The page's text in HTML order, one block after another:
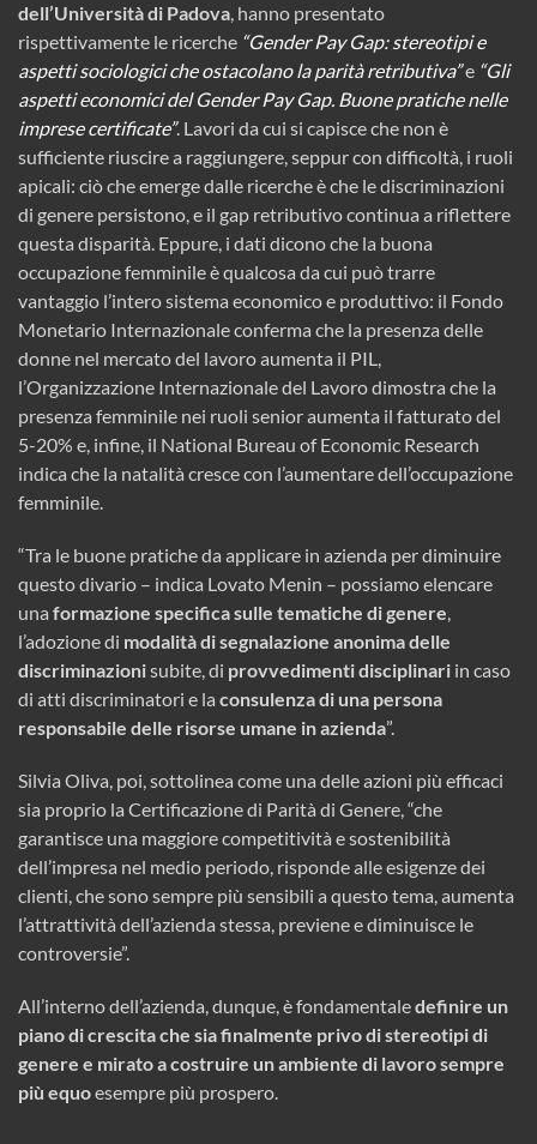
dell’Università di Padova, hanno presentato
rispettivamente le ricerche “Gender Pay Gap: stereotipi e
aspetti sociologici che ostacolano la parità retributiva”e “Gli
aspetti economici del Gender Pay Gap. Buone pratiche nelle
imprese certificate”. Lavori da cui si capisce che non è
sufficiente riuscire a raggiungere, seppur con difficoltà, i ruoli
apicali: ciò che emerge dalle ricerche è che le discriminazioni
di genere persistono, e il gap retributivo continua a riflettere
questa disparità. Eppure, i dati dicono che la buona
occupazione femminile è qualcosa da cui può trarre
vantaggio l’intero sistema economico e produttivo: il Fondo
Monetario Internazionale conferma che la presenza delle
donne nel mercato del lavoro aumenta il PIL,
l’Organizzazione Internazionale del Lavoro dimostra che la
presenza femminile nei ruoli senior aumenta il fatturato del
5-20% e, infine, il National Bureau of Economic Research
indica che la natalità cresce con l’aumentare dell’occupazione
femminile.
“Tra le buone pratiche da applicare in azienda per diminuire
questo divario – indica Lovato Menin – possiamo elencare
una formazione specifica sulle tematiche di genere,
l’adozione di modalità di segnalazione anonima delle
discriminazionisubite, di provvedimenti disciplinari in caso
di atti discriminatori e la consulenza di una persona
responsabile delle risorse umane in azienda”.
Silvia Oliva, poi, sottolinea come una delle azioni più efficaci
sia proprio la Certificazione di Parità di Genere, “che
garantisce una maggiore competitività e sostenibilità
dell’impresa nel medio periodo, risponde alle esigenze dei
clienti, che sono sempre più sensibili a questo tema, aumenta
l’attrattività dell’azienda stessa, previene e diminuisce le
controversie”.
All’interno dell’azienda, dunque, è fondamentaledefinire un
piano di crescita che sia finalmente privo di stereotipi di
genere e mirato a costruire un ambiente di lavoro sempre
più equoesempre più prospero.